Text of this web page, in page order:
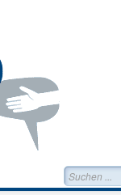
Suchen...